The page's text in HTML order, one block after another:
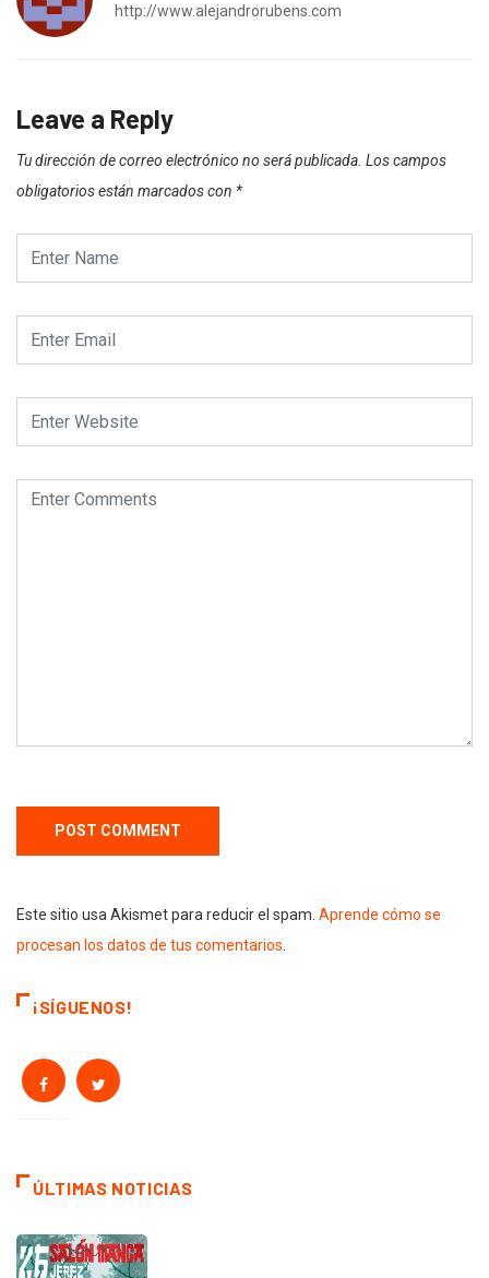
http://www.alejandrorubens.com
Leave a Reply
Tu dirección de correo electrónico no será publicada. Los campos
obligatorios están marcados con *
Este sitio usa Akismet para reducir el spam. Aprende cómo se
procesan los datos de tus comentarios
¡SÍGUENOS!
ÚLTIMAS NOTICIAS